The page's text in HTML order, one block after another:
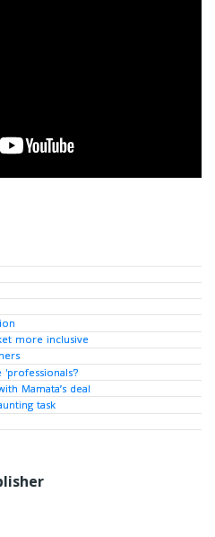
more inclusive
Mamata’s deal
task